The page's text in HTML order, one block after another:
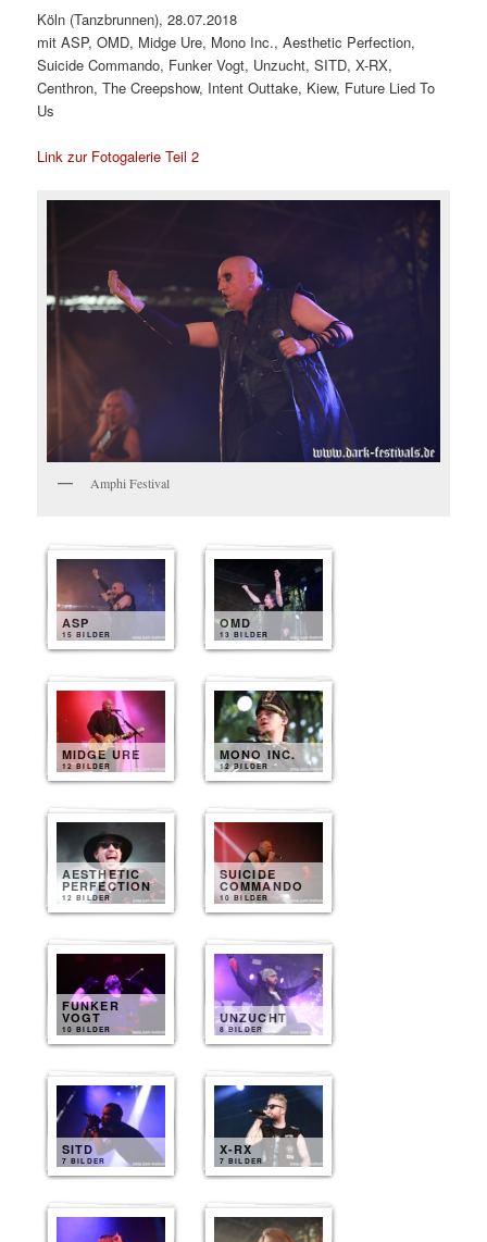
Köln (Tanzbrunnen), 28.07.2018
mit ASP, OMD, Midge Ure, Mono Inc., Aesthetic Perfection,
Suicide Commando, Funker Vogt, Unzucht, SITD, X-RX,
Centhron, The Creepshow, Intent Outtake, Kiew, Future Lied To
Us
Link zur Fotogalerie Teil 2
Amphi Festival
ASP
15 BILDER
OMD
13 BILDER
MIDGE URE
12 BILDER
MONO INC.
12 BILDER
AESTHETIC
PERFECTION
12 BILDER
SUICIDE
COMMANDO
10 BILDER
FUNKER
VOGT
10 BILDER
UNZUCHT
8 BILDER
SITD
7 BILDER
X-RX
7 BILDER